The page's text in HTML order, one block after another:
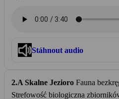
Stáhnout audio
2.A Skalne Jezioro Fauna
Strefowość biologiczna